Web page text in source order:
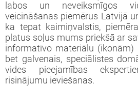
labos un neveiksmīgos
veicināšanas piemērus Latvijā
ka tepat kaimiņvalstis,
platus soļus mums priekšā ar
informatīvo materiālu (ikonām)
bet galvenais, speciālistes
vides pieejamības
risinājumu ieviešanas.